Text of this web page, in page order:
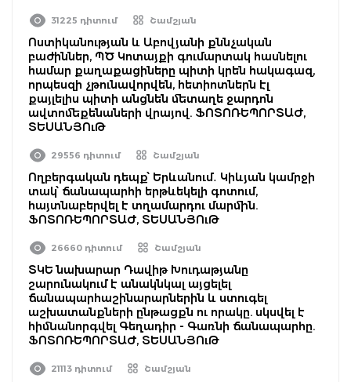
31225 դիտում Շամշյան
Ոստիկանության և Աբովյանի քննչական
բաժիններ, ՊԾ Կոտայքի գումարտակ հասնելու
համար քաղաքացիները պիտի կրեն հակագազ,
որպեսզի չթունավորվեն, հետիոտներն էլ
քայլելիս պիտի անցնեն մետաղե ջարդոն
ավտոմեքենաների վրայով. ՖՈՏՈՌԵՊՈՐՏԱԺ,
ՏԵՍԱՆՅՈւԹ
29556 դիտում Շամշյան
Ողբերգական դեպք՝ Երևանում․ Կիևյան կամրջի
տակ՝ ճանապարհի երթևեկելի գոտում,
հայտնաբերվել է տղամարդու մարմին.
ՖՈՏՈՌԵՊՈՐՏԱԺ, ՏԵՍԱՆՅՈւԹ
26660 դիտում Շամշյան
ՏԿԵ նախարար Դավիթ Խուդաթյանը
շարունակում է անակնկալ այցելել
ճանապարհաշինարարներին և ստուգել
աշխատանքների ընթացքն ու որակը. սկսվել է
հիմնանորգվել Գեղադիր - Գառնի ճանապարհը.
ՖՈՏՈՌԵՊՈՐՏԱԺ, ՏԵՍԱՆՅՈւԹ
21113 դիտում Շամշյան